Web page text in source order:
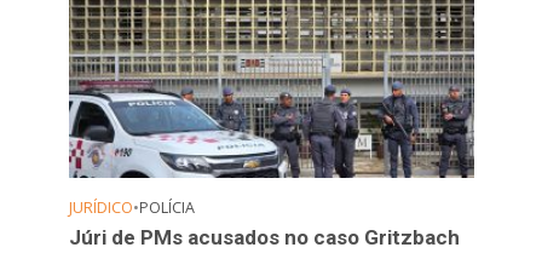
JURÍDICO•POLÍCIA
Júri de PMs acusados no caso Gritzbach